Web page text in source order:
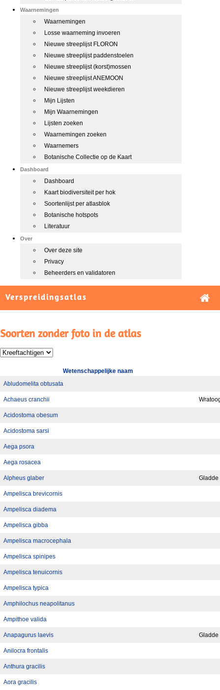
Waarnemingen
Waarnemingen
Losse waarneming invoeren
Nieuwe streeplijst FLORON
Nieuwe streeplijst paddenstoelen
Nieuwe streeplijst (korst)mossen
Nieuwe streeplijst ANEMOON
Nieuwe streeplijst weekdieren
Mijn Lijsten
Mijn Waarnemingen
Lijsten zoeken
Waarnemingen zoeken
Waarnemers
Botanische Collectie op de Kaart
Dashboard
Dashboard
Kaart biodiversiteit per hok
Soortenlijst per atlasblok
Botanische hotspots
Literatuur
Over
Over deze site
Privacy
Beheerders en validatoren
Verspreidingsatlas
Soorten zonder foto in de atlas
Wetenschappelijke naam
Abludomelita obtusata
Achaeus cranchii
Acidostoma obesum
Acidostoma sarsi
Aega psora
Aega rosacea
Alpheus glaber Gladde
Ampelisca brevicornis
Ampelisca diadema
Ampelisca gibba
Ampelisca macrocephala
Ampelisca spinipes
Ampelisca tenuicornis
Ampelisca typica
Amphilochus neapolitanus
Ampithoe valida
Anapagurus laevis Gladde
Anilocra frontalis
Anthura gracilis
Aora gracilis